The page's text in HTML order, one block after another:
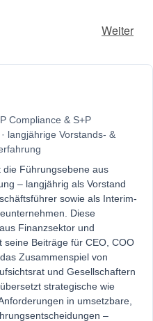
Weiter
Compliance & S+P
langjährige Vorstands- &
die Führungsebene aus
– langjährig als Vorstand
sowie als Interim-
Diese
Finanzsektor und
seine Beiträge für CEO, COO
Zusammenspiel von
und Gesellschaftern
strategische wie
in umsetzbare,
–